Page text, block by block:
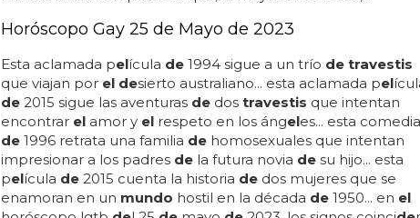
BEAUTIFUL BY NIGHT
¿Cómo envejece una drag queen?
No te pierdaselimpactante reportaje... también sirve como
homenaje a un colectivo paraelcualelpasode los
a&ntil de ;os puedeser terrible... 'beautiful by night' eseltítulo
del interesantísimo reportaje que elfotógrafo james hosking
ha llevado a cabo en san francisco, retratando la vida
nocturnadetres travestisseniors, es decir, con una edad ya
avanzada... ¿te imaginas todas lastravestis de'que trabaje
rita' con 60 a&ntilde;os? pues algún día llegarán a esa edad y